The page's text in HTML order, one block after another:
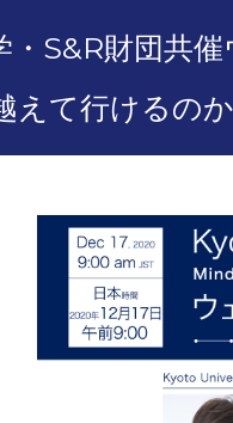
・S&R財団共
えて行けるの